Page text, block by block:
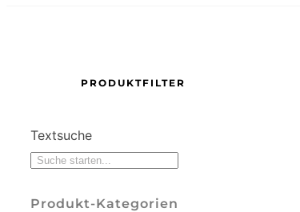
PRODUKTFILTER
Textsuche
Produkt-Kategorien